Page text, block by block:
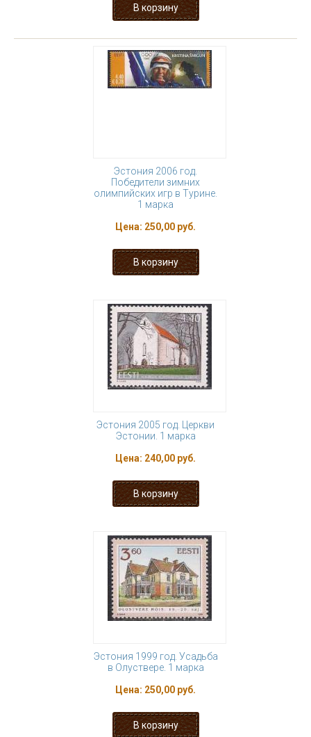
Эстония 2006 год.
Победители зимних
олимпийских игр в Турине.
1 марка
Цена: 250,00 руб.
Эстония 2005 год. Церкви
Эстонии. 1 марка
Цена: 240,00 руб.
Эстония 1999 год. Усадьба
в Олуствере. 1 марка
Цена: 250,00 руб.